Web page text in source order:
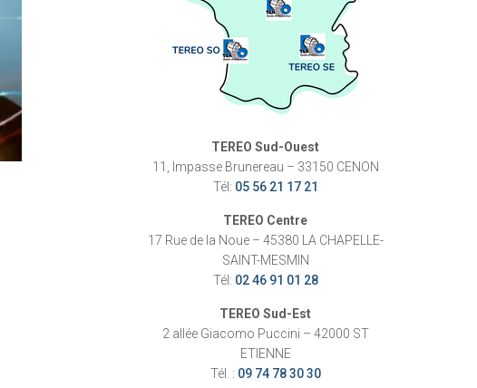
TEREO Sud-Ouest
11, Impasse Brunereau – 33150 CENON
Tél: 05 56 21 17 21
TEREO Centre
17 Rue de la Noue – 45380 LA CHAPELLE-
SAINT-MESMIN
Tél: 02 46 91 01 28
TEREO Sud-Est
2 allée Giacomo Puccini – 42000 ST
ETIENNE
Tél. : 09 74 78 30 30